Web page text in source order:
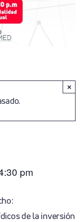
×
pm
de la inversión